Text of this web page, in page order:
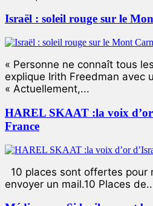
Israël : soleil rouge sur le
« Personne ne connaît tous
explique Irith Freedman avec
« Actuellement,...
HAREL SKAAT :la voix d’or
France
10 places sont offertes pour
envoyer un mail.10 Places